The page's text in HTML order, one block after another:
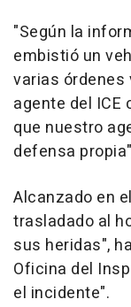
"Según la
embistió un
varias órdenes
agente del ICE
que nuestro
defensa
Alcanzado en
trasladado al
sus heridas",
Oficina del
el incidente".